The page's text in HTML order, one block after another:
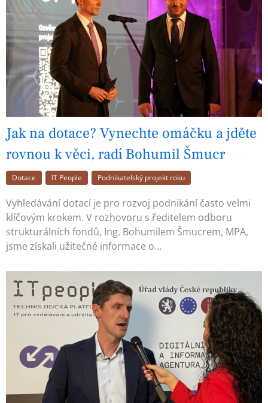
Jak na dotace? Vynechte omáčku a jděte
rovnou k věci, radí Bohumil Šmucr
Dotace IT People Podnikatelský projekt roku
Vyhledávání dotací je pro rozvoj podnikání často velmi
klíčovým krokem. V rozhovoru s ředitelem odboru
strukturálních fondů, Ing. Bohumilem Šmucrem, MPA,
jsme získali užitečné informace o…